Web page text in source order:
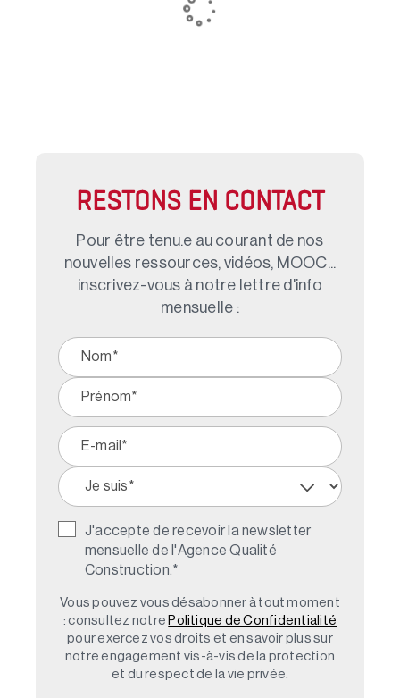
RESTONS EN CONTACT
Pour être tenu.e au courant de nos
nouvelles ressources, vidéos, MOOC...
inscrivez-vous à notre lettre d'info
mensuelle :
J'accepte de recevoir la newsletter
mensuelle de l'Agence Qualité
Construction. *
Vous pouvez vous désabonner à tout moment
: consultez notre Politique de Confidentialité
pour exercez vos droits et en savoir plus sur
notre engagement vis-à-vis de la protection
et du respect de la vie privée.